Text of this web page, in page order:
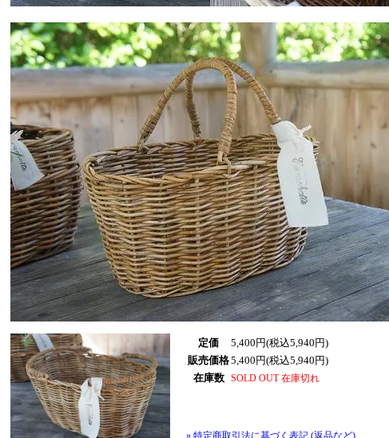
定価
5,400円(税込5,940円)
販売価格5,400円(税込5,940円)
在庫数
SOLD OUT 在庫切れ
» 特定商取引法に基づく表記 (返品など)